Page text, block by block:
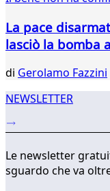
La pace
lasciò la bomba
di Gerolamo Fazzini
NEWSLETTER
Le newsletter
sguardo che va